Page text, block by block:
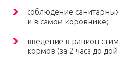
соблюдение
и в самом коровнике;
введение в рацион
кормов (за 2 часа до